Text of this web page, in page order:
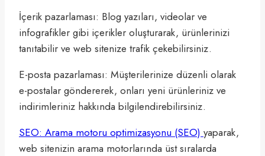
İçerik pazarlaması: Blog yazıları, videolar ve
infografikler gibi içerikler oluşturarak, ürünlerinizi
tanıtabilir ve web sitenize trafik çekebilirsiniz.
E-posta pazarlaması: Müşterilerinize düzenli olarak
e-postalar göndererek, onları yeni ürünleriniz ve
indirimleriniz hakkında bilgilendirebilirsiniz.
SEO: Arama motoru optimizasyonu (SEO) yaparak,
web sitenizin arama motorlarında üst sıralarda